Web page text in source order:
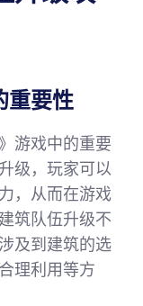
重要性
游戏中的重要
级，玩家可以
，从而在游戏
筑队伍升级不
及到建筑的选
理利用等方